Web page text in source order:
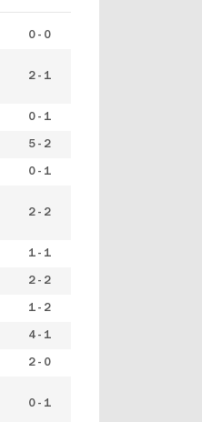
0 - 0
2 - 1
0 - 1
5 - 2
0 - 1
2 - 2
1 - 1
2 - 2
1 - 2
4 - 1
2 - 0
0 - 1